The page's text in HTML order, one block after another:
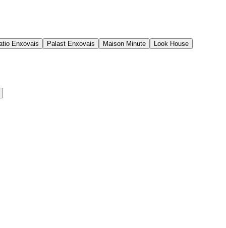
Enxovais Palast Enxovais Maison Minute Look House